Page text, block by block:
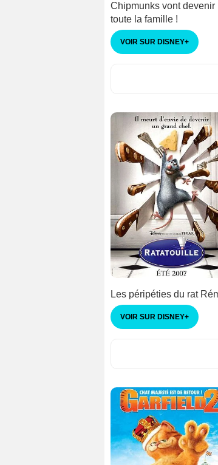
Chipmunks vont
toute la famille !
VOIR SUR DISNEY+
Les péripéties du rat
VOIR SUR DISNEY+